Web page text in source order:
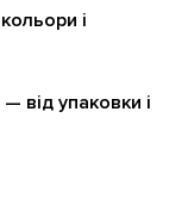
і
від упаковки і